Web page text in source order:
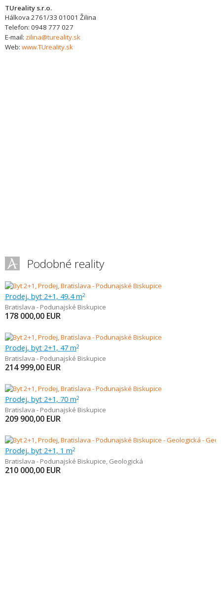
TUreality s.r.o.
Hálkova 2761/33 01001 Žilina
Telefon: 0948 777 027
E-mail: zilina@tureality.sk
Web: www.TUreality.sk
Podobné reality
Prodej, byt 2+1, 49,4 m2
Bratislava - Podunajské Biskupice
178 000,00 EUR
Prodej, byt 2+1, 47 m2
Bratislava - Podunajské Biskupice
214 999,00 EUR
Prodej, byt 2+1, 70 m2
Bratislava - Podunajské Biskupice
209 900,00 EUR
Prodej, byt 2+1, 1 m2
Bratislava - Podunajské Biskupice, Geologická
210 000,00 EUR